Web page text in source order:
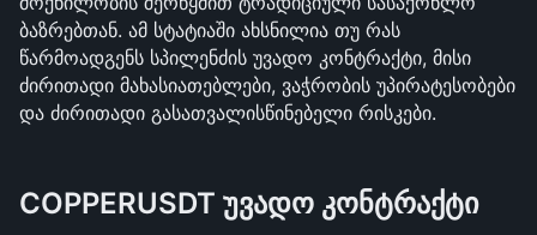
ბაზრებთან. ამ სტატიაში ახსნილია თუ რას
წარმოადგენს სპილენძის უვადო კონტრაქტი, მისი
ძირითადი მახასიათებლები, ვაჭრობის უპირატესობები
და ძირითადი გასათვალისწინებელი რისკები.
COPPERUSDT უვადო კონტრაქტი